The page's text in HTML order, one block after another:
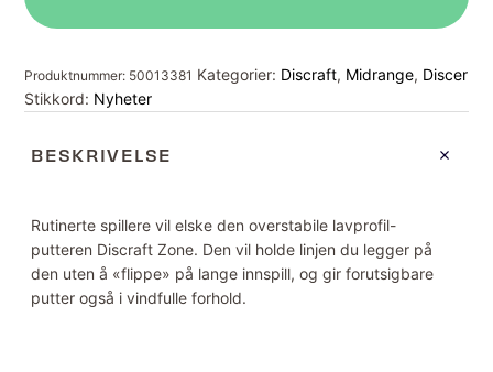
Produktnummer: 50013381 Kategorier: Discraft, Midrange, Discer
Stikkord: Nyheter
BESKRIVELSE
Rutinerte spillere vil elske den overstabile lavprofil-
putteren Discraft Zone. Den vil holde linjen du legger på
den uten å «flippe» på lange innspill, og gir forutsigbare
putter også i vindfulle forhold.